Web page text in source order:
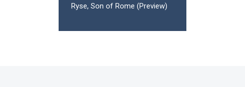
Ryse, Son of Rome (Preview)